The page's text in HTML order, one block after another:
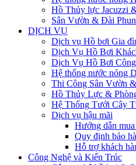
Hồ Thủy lực Jacuzzi
Sân Vườn & Đài
DỊCH VỤ
Dịch vụ Hồ bơi Gia
Dịch Vụ Hồ Bơi
Dịch Vụ Hồ Bơi
Hệ thống nước nóng
Thi Công Sân Vườn
Hồ Thủy Lực &
Hệ Thống Tưới Cây
Dịch vụ hậu mãi
Hướng dẫn
Quy định bảo
Hỗ trợ khách
Công Nghệ và Kiến Trúc